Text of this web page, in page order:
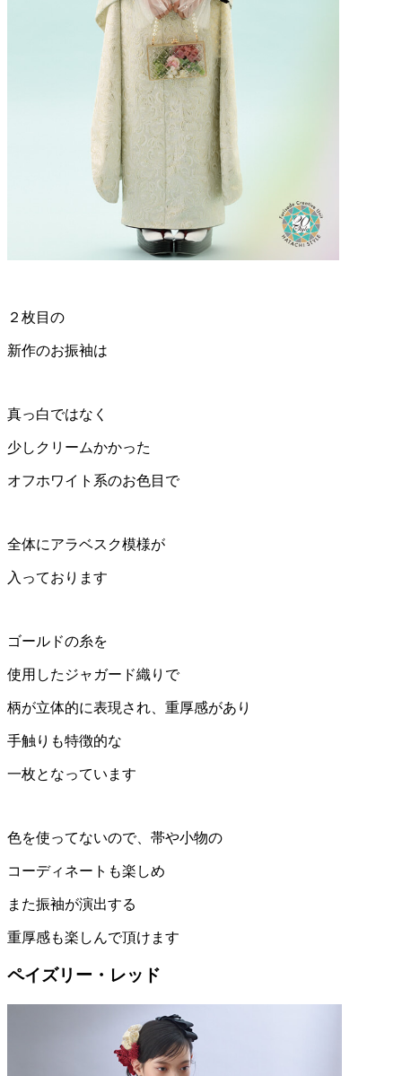
２枚目の
新作のお振袖は
真っ白ではなく
少しクリームかかった
オフホワイト系のお色目で
全体にアラベスク模様が
入っております
ゴールドの糸を
使用したジャガード織りで
柄が立体的に表現され、重厚感があり
手触りも特徴的な
一枚となっています
色を使ってないので、帯や小物の
コーディネートも楽しめ
また振袖が演出する
重厚感も楽しんで頂けます
ペイズリー・レッド